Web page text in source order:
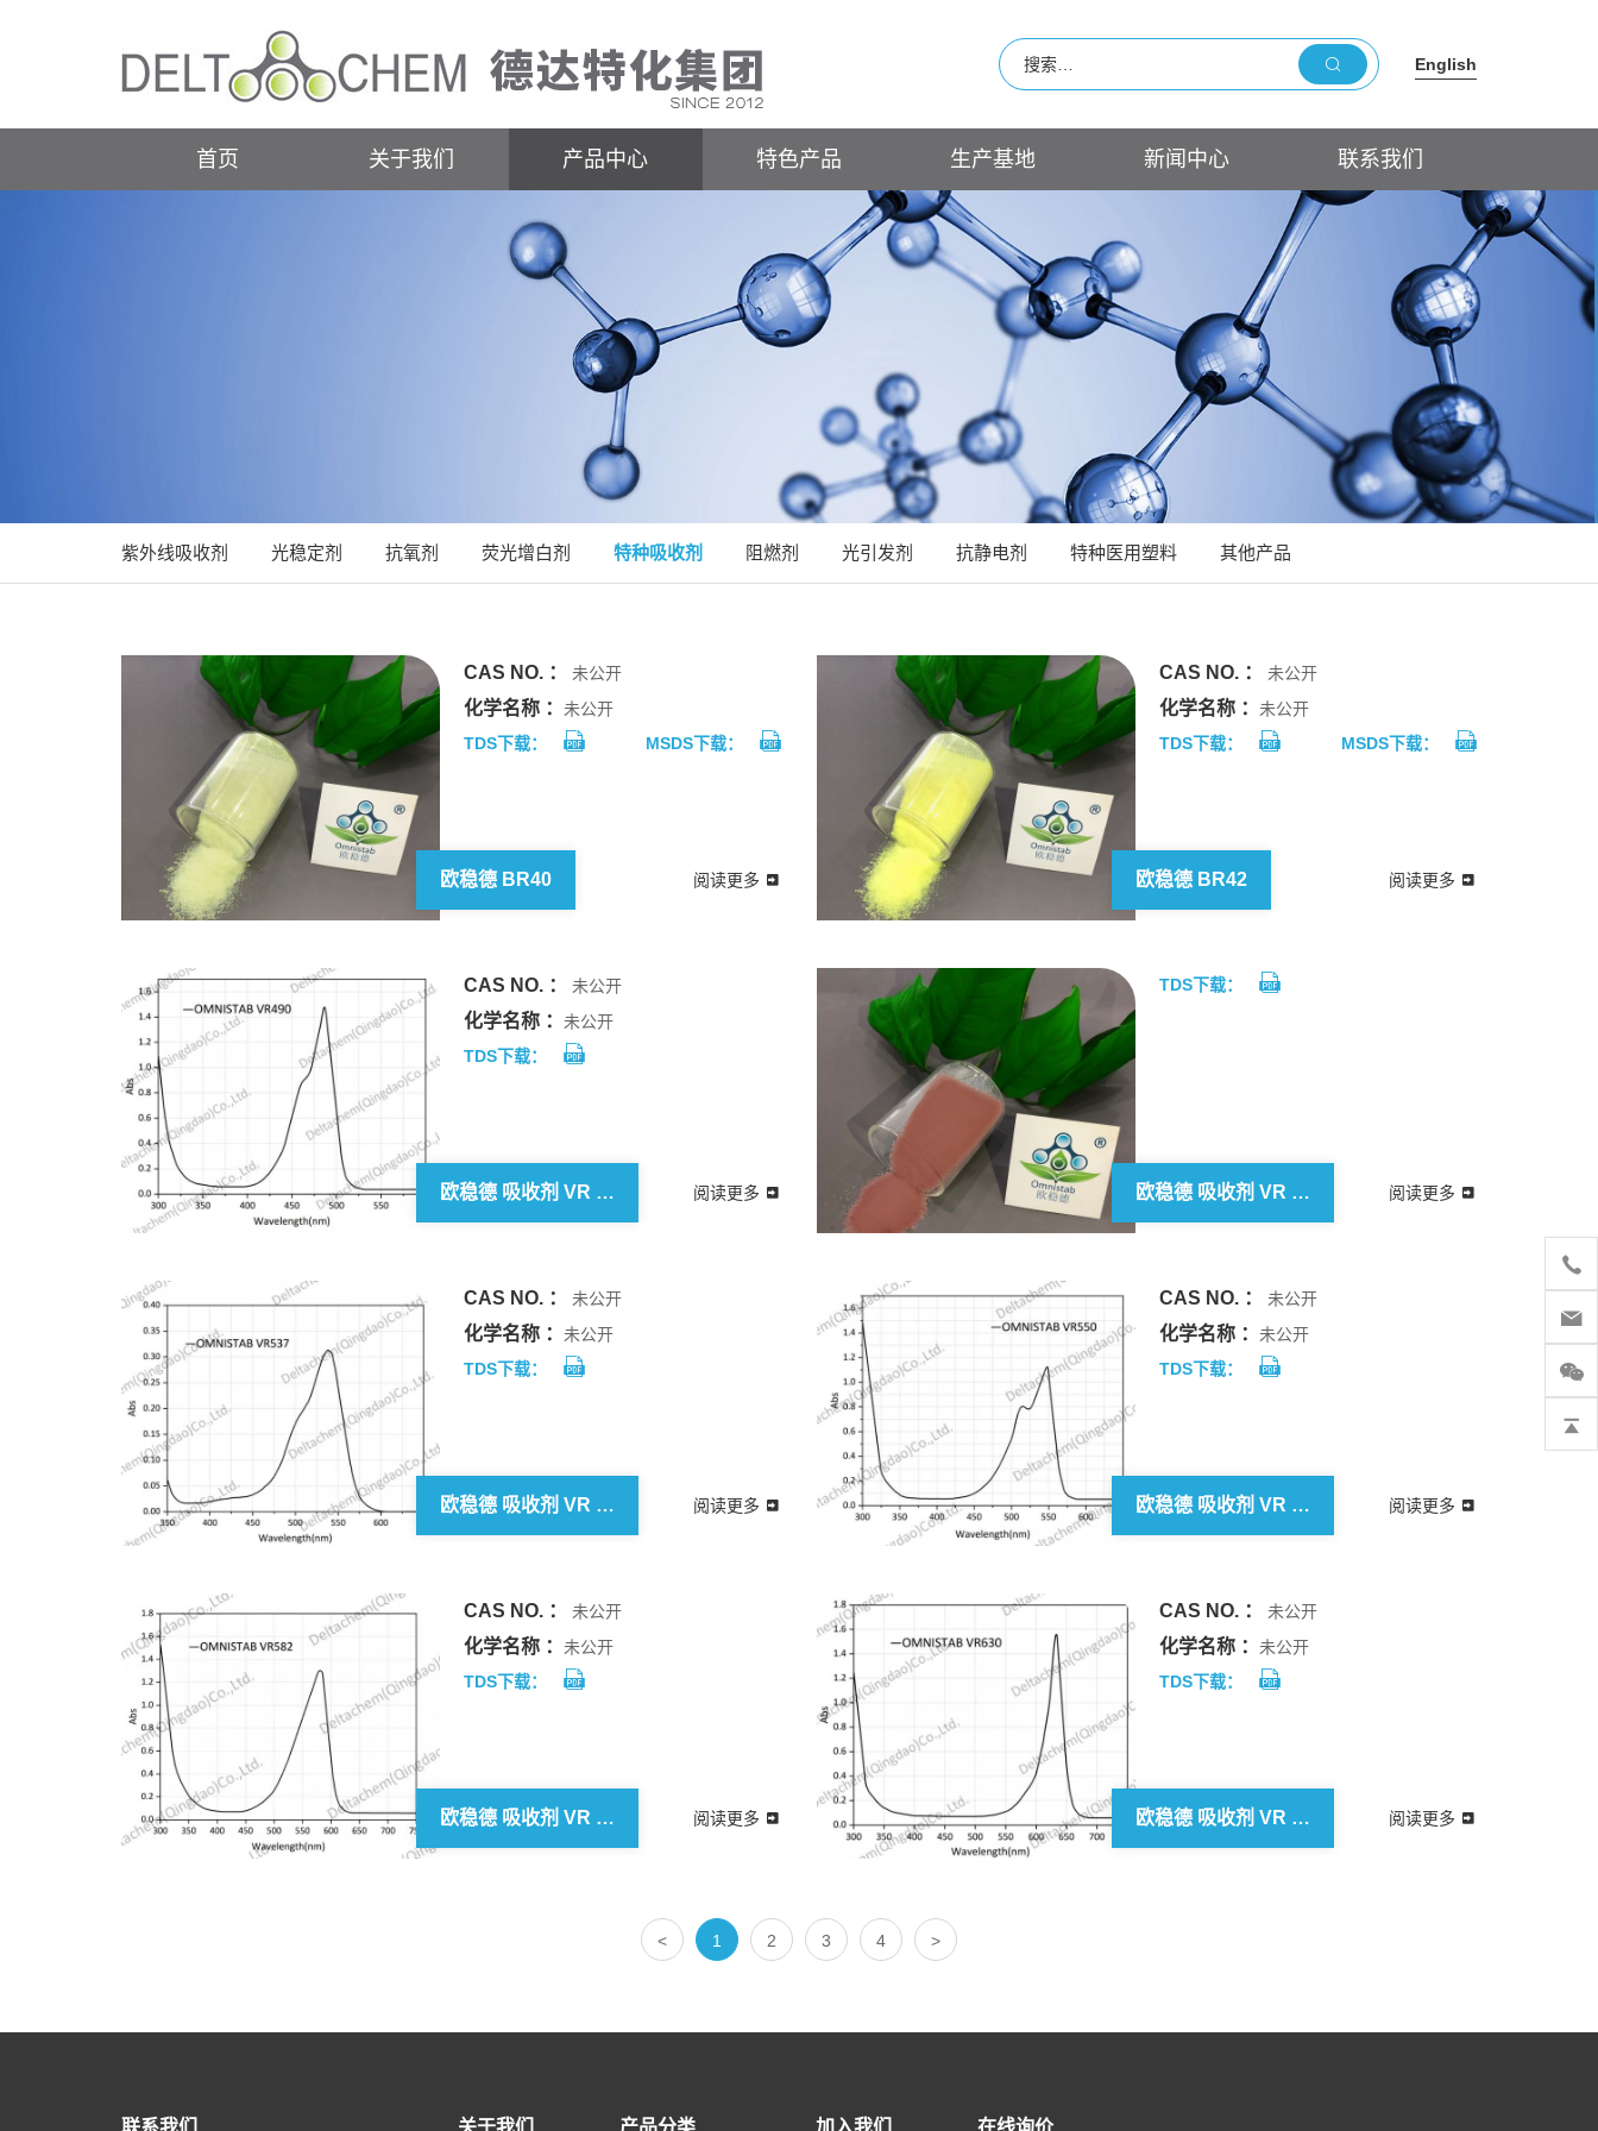
English
首页 关于我们 产品中心 特色产品 生产基地 新闻中心 联系我们
紫外线吸收剂 光稳定剂 抗氧剂 荧光增白剂 特种吸收剂 阻燃剂 光引发剂 抗静电剂 特种医用塑料 其他产品
CAS NO. ： 未公开
化学名称 ：
未公开
TDS下载：
MSDS下载：
欧稳德 BR40 阅读更多
CAS NO. ： 未公开
化学名称 ：
未公开
TDS下载：
MSDS下载：
欧稳德 BR42 阅读更多
CAS NO. ： 未公开
化学名称 ：
未公开
TDS下载：
欧稳德 吸收剂 VR 490 阅读更多
TDS下载：
欧稳德 吸收剂 VR 532 阅读更多
CAS NO. ： 未公开
化学名称 ：
未公开
TDS下载：
欧稳德 吸收剂 VR 537 阅读更多
CAS NO. ： 未公开
化学名称 ：
未公开
TDS下载：
欧稳德 吸收剂 VR 550 阅读更多
CAS NO. ： 未公开
化学名称 ：
未公开
TDS下载：
欧稳德 吸收剂 VR 582 阅读更多
CAS NO. ： 未公开
化学名称 ：
未公开
TDS下载：
欧稳德 吸收剂 VR 630 阅读更多
< 1 2 3 4 >
联系我们 关于我们 产品分类 加入我们 在线询价